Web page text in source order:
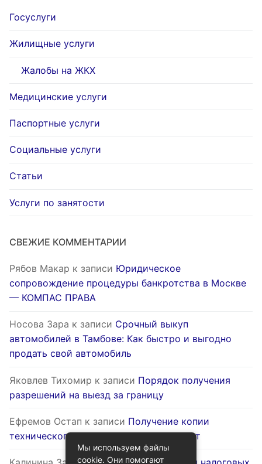
Госуслуги
Жилищные услуги
Жалобы на ЖКХ
Медицинские услуги
Паспортные услуги
Социальные услуги
Статьи
Услуги по занятости
СВЕЖИЕ КОММЕНТАРИИ
Рябов Макар к записи Юридическое
сопровождение процедуры банкротства в Москве
— КОМПАС ПРАВА
Носова Зара к записи Срочный выкуп
автомобилей в Тамбове: Как быстро и выгодно
продать свой автомобиль
Яковлев Тихомир к записи Порядок получения
разрешений на выезд за границу
Ефремов Остап к записи Получение копии
технического паспорта на жилой объект
Мы используем файлы
cookie. Они помогают